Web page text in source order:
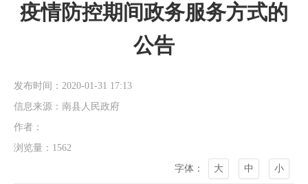
疫情防控期间政务服务方式的
公告
发布时间：2020-01-31 17:13
信息来源：南县人民政府
作者：
浏览量： 1562
字体：
大 中 小